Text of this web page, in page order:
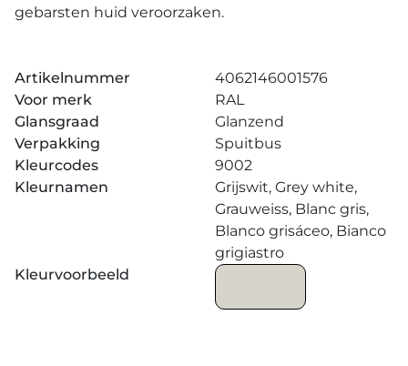
gebarsten huid veroorzaken.
Artikelnummer
4062146001576
Voor merk
RAL
Glansgraad
Glanzend
Verpakking
Spuitbus
Kleurcodes
9002
Kleurnamen
Grijswit, Grey white,
Grauweiss, Blanc gris,
Blanco grisáceo, Bianco
grigiastro
Kleurvoorbeeld